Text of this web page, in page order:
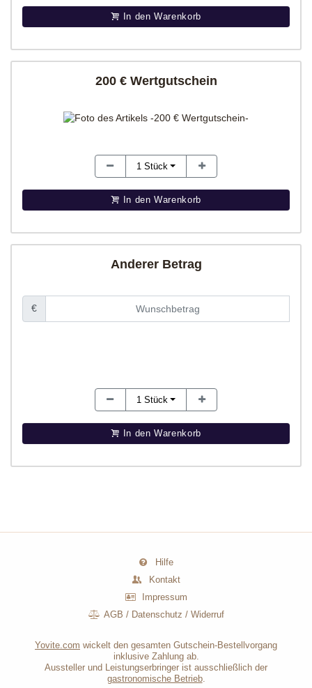
In den Warenkorb
200 € Wertgutschein
1 Stück
In den Warenkorb
Anderer Betrag
€
1 Stück
In den Warenkorb
Hilfe
Kontakt
Impressum
AGB / Datenschutz /Widerruf
Yovite.com wickelt den gesamten Gutschein-Bestellvorgang
inklusive Zahlung ab.
Aussteller und Leistungserbringer ist ausschließlich der
gastronomische Betrieb.